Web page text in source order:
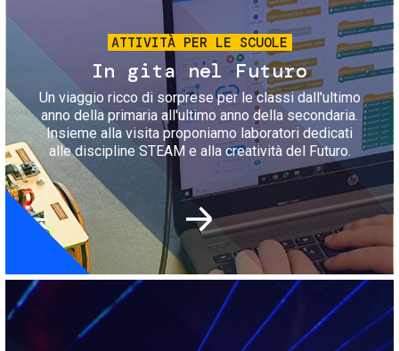
ATTIVITÀ PER LE SCUOLE
In gita nel Futuro
Un viaggio ricco di sorprese per le classi dall'ultimo
anno della primaria all'ultimo anno della secondaria.
Insieme alla visita proponiamo laboratori dedicati
alle discipline STEAM e alla creatività del Futuro.
Immagine